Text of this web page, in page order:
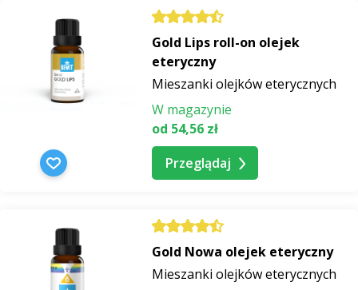
Gold Lips roll-on olejek
eteryczny
Mieszanki olejków eterycznych
W magazynie
od 54,56 zł
Przeglądaj
Gold Nowa olejek eteryczny
Mieszanki olejków eterycznych